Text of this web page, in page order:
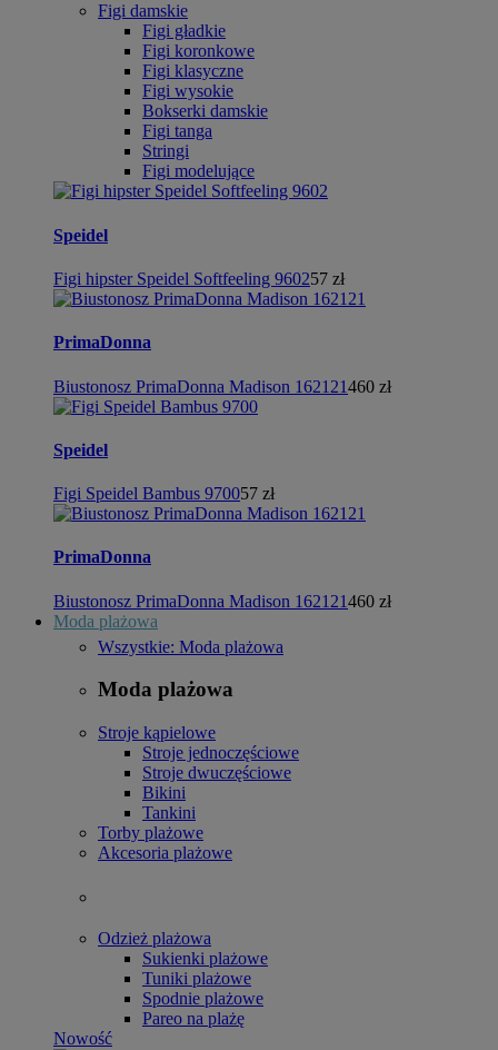
Figi damskie
Figi gładkie
Figi koronkowe
Figi klasyczne
Figi wysokie
Bokserki damskie
Figi tanga
Stringi
Figi modelujące
Speidel
Figi hipster Speidel Softfeeling 960257 zł
PrimaDonna
Biustonosz PrimaDonna Madison 162121460 zł
Speidel
Figi Speidel Bambus 970057 zł
PrimaDonna
Biustonosz PrimaDonna Madison 162121460 zł
Moda plażowa
Wszystkie: Moda plażowa
Moda plażowa
Stroje kąpielowe
Stroje jednoczęściowe
Stroje dwuczęściowe
Bikini
Tankini
Torby plażowe
Akcesoria plażowe
Odzież plażowa
Sukienki plażowe
Tuniki plażowe
Spodnie plażowe
Pareo na plażę
Nowość